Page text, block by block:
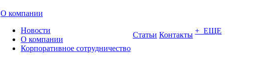
О компании
Новости
О компании
Корпоративное сотрудничество
Статьи Контакты + ЕЩЕ